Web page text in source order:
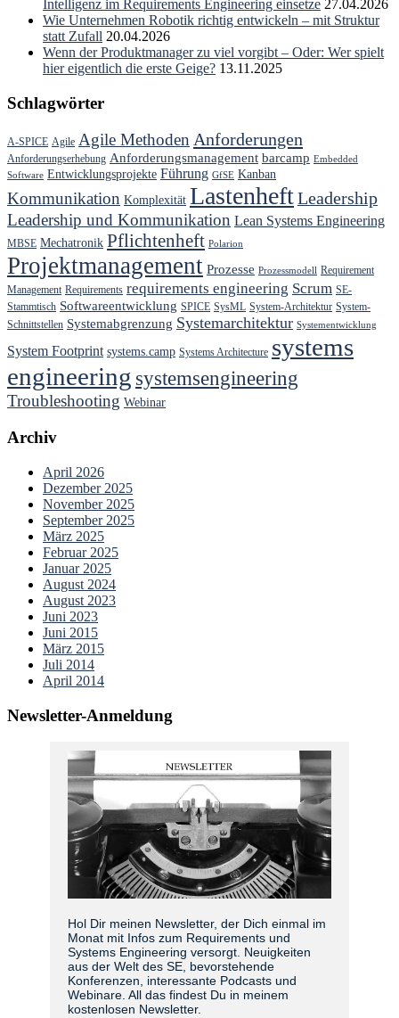
Intelligenz im Requirements Engineering einsetze 27.04.2026
Wie Unternehmen Robotik richtig entwickeln – mit Struktur
statt Zufall 20.04.2026
Wenn der Produktmanager zu viel vorgibt – Oder: Wer spielt
hier eigentlich die erste Geige? 13.11.2025
Schlagwörter
A-SPICE Agile Agile Methoden Anforderungen
Anforderungserhebung Anforderungsmanagement barcamp Embedded
Software Entwicklungsprojekte Führung GfSE Kanban
Kommunikation Komplexität LastenheftLeadership
Leadership und Kommunikation Lean Systems Engineering
MBSE Mechatronik Pflichtenheft Polarion
Projektmanagement Prozesse Prozessmodell Requirement
Management Requirements requirements engineering Scrum SE-
Stammtisch Softwareentwicklung SPICE SysML System-Architektur System-
Schnittstellen Systemabgrenzung Systemarchitektur Systementwicklung
System Footprint systems.camp Systems Architecture systems
engineering systemsengineering
Troubleshooting Webinar
Archiv
April 2026
Dezember 2025
November 2025
September 2025
März 2025
Februar 2025
Januar 2025
August 2024
August 2023
Juni 2023
Juni 2015
März 2015
Juli 2014
April 2014
Newsletter-Anmeldung
Hol Dir meinen Newsletter, der Dich einmal im
Monat mit Infos zum Requirements und
Systems Engineering versorgt. Neuigkeiten
aus der Welt des SE, bevorstehende
Konferenzen, interessante Podcasts und
Webinare. All das findest Du in meinem
kostenlosen Newsletter.